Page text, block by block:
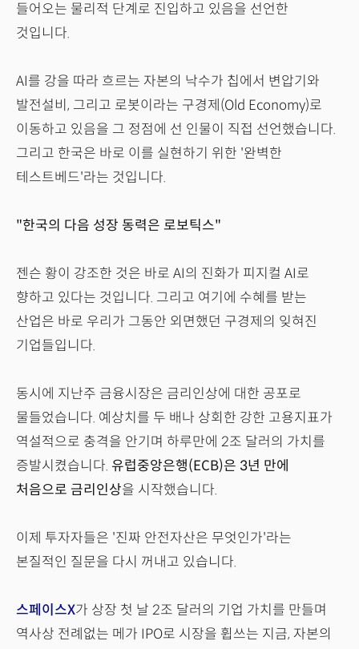
들어오는 물리적 단계로 진입하고 있음을 선언한
것입니다.
AI를 강을 따라 흐르는 자본의 낙수가 칩에서 변압기와
발전설비, 그리고 로봇이라는 구경제(Old Economy)로
이동하고 있음을 그 정점에 선 인물이 직접 선언했습니다.
그리고 한국은 바로 이를 실현하기 위한 '완벽한
테스트베드'라는 것입니다.
"한국의 다음 성장 동력은 로보틱스"
젠슨 황이 강조한 것은 바로 AI의 진화가 피지컬 AI로
향하고 있다는 것입니다. 그리고 여기에 수혜를 받는
산업은 바로 우리가 그동안 외면했던 구경제의 잊혀진
기업들입니다.
동시에 지난주 금융시장은 금리인상에 대한 공포로
물들었습니다. 예상치를 두 배나 상회한 강한 고용지표가
역설적으로 충격을 안기며 하루만에 2조 달러의 가치를
증발시켰습니다. 유럽중앙은행(ECB)은 3년 만에
처음으로 금리인상을 시작했습니다.
이제 투자자들은 '진짜 안전자산은 무엇인가'라는
본질적인 질문을 다시 꺼내고 있습니다.
스페이스X가 상장 첫 날 2조 달러의 기업 가치를 만들며
역사상 전례없는 메가 IPO로 시장을 휩쓰는 지금, 자본의